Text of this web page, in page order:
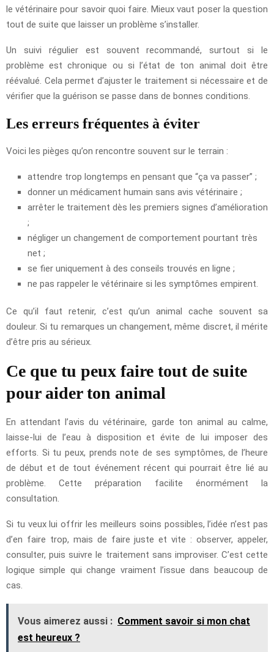
le vétérinaire pour savoir quoi faire. Mieux vaut poser la question
tout de suite que laisser un problème s’installer.
Un suivi régulier est souvent recommandé, surtout si le
problème est chronique ou si l’état de ton animal doit être
réévalué. Cela permet d’ajuster le traitement si nécessaire et de
vérifier que la guérison se passe dans de bonnes conditions.
Les erreurs fréquentes à éviter
Voici les pièges qu’on rencontre souvent sur le terrain :
attendre trop longtemps en pensant que “ça va passer” ;
donner un médicament humain sans avis vétérinaire ;
arrêter le traitement dès les premiers signes d’amélioration
;
négliger un changement de comportement pourtant très
net ;
se fier uniquement à des conseils trouvés en ligne ;
ne pas rappeler le vétérinaire si les symptômes empirent.
Ce qu’il faut retenir, c’est qu’un animal cache souvent sa
douleur. Si tu remarques un changement, même discret, il mérite
d’être pris au sérieux.
Ce que tu peux faire tout de suite
pour aider ton animal
En attendant l’avis du vétérinaire, garde ton animal au calme,
laisse-lui de l’eau à disposition et évite de lui imposer des
efforts. Si tu peux, prends note de ses symptômes, de l’heure
de début et de tout événement récent qui pourrait être lié au
problème. Cette préparation facilite énormément la
consultation.
Si tu veux lui offrir les meilleurs soins possibles, l’idée n’est pas
d’en faire trop, mais de faire juste et vite : observer, appeler,
consulter, puis suivre le traitement sans improviser. C’est cette
logique simple qui change vraiment l’issue dans beaucoup de
cas.
Vous aimerez aussi : Comment savoir si mon chat
est heureux ?